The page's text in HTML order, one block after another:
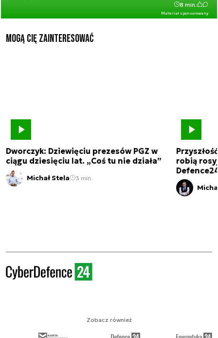
Materiał sponsorowany
8 min.
Mogą Cię zainteresować
Dworczyk: Dziewięciu prezesów PGZ w
ciągu dziesięciu lat. „Coś tu nie działa”
Michał Stela 3 min.
robią
Zobacz również